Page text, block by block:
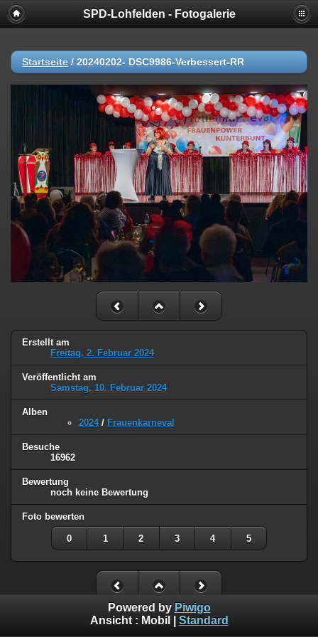
SPD-Lohfelden - Fotogalerie
Startseite / 20240202- DSC9986-Verbessert-RR
Erstellt am
Freitag, 2. Februar 2024
Veröffentlicht am
Samstag, 10. Februar 2024
Alben
2024/ Frauenkarneval
Besuche
16962
Bewertung
noch keine Bewertung
Foto bewerten
0 1 2 3 4 5
Powered by Piwigo
Ansicht : Mobil Standard